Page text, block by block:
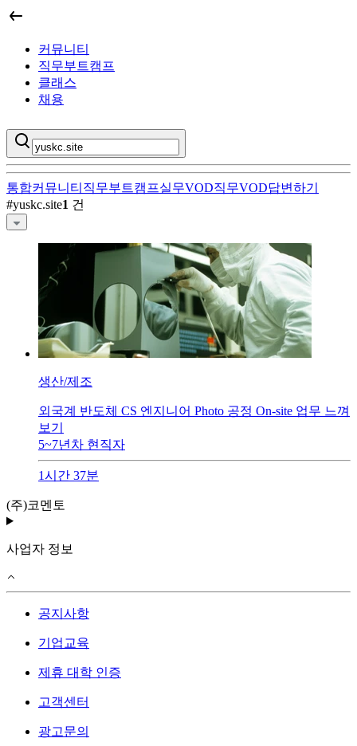
커뮤니티
직무부트캠프
클래스
채용
통합커뮤니티 직무부트캠프실무VOD직무VOD답변하기
yuskc.site
#yuskc.site1 건
생산/제조
외국계 반도체 CS 엔지니어 Photo 공정 On-site 업무 느껴
보기
5~7년차 현직자
1시간 37분
(주)코멘토
사업자 정보
공지사항
기업교육
제휴 대학 인증
고객센터
광고문의